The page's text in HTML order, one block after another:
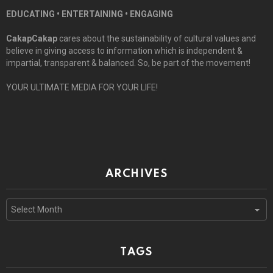
EDUCATING • ENTERTAINING • ENGAGING
CakapCakap cares about the sustainability of cultural values and
believe in giving access to information which is independent &
impartial, transparent & balanced. So, be part of the movement!
YOUR ULTIMATE MEDIA FOR YOUR LIFE!
ARCHIVES
Archives
TAGS